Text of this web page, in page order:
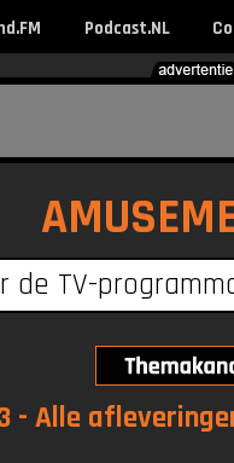
Podcast.NL
- Alle